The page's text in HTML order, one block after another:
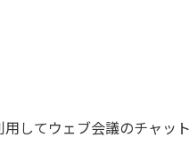
してウェブ会議のチャッ